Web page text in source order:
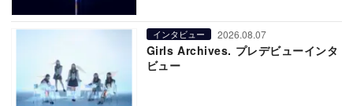
インタビュー 2026.08.07
Girls Archives. プレデビューインタ
ビュー